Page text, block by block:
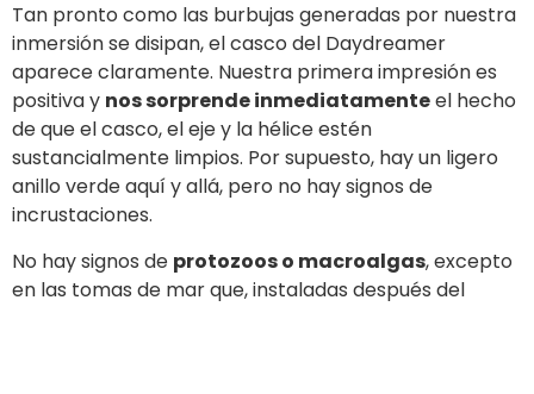
Tan pronto como las burbujas generadas por nuestra
inmersión se disipan, el casco del Daydreamer
aparece claramente. Nuestra primera impresión es
positiva y nos sorprende inmediatamenteel hecho
de que el casco, el eje y la hélice estén
sustancialmente limpios. Por supuesto, hay un ligero
anillo verde aquí y allá, pero no hay signos de
incrustaciones.
No hay signos de protozoos o macroalgas, excepto
en las tomas de mar que,instaladas después del